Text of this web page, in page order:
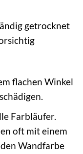
getrocknet
flachen Winkel
Farbläufer.
oft mit einem
Wandfarbe